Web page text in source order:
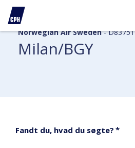
Norwegian Air Sweden- D83751
Milan/BGY
Fandt du, hvad du søgte? *